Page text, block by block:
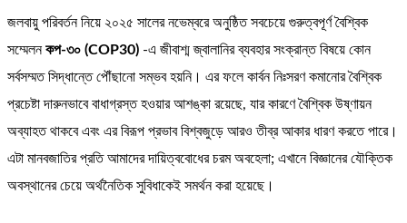
জলবায়ু পরিবর্তন নিয়ে ২০২৫ সালের নভেম্বরে অনুষ্ঠিত সবচেয়ে গুরুত্বপূর্ণ বৈশ্বিক
সম্মেলনকপ-৩০ (COP30) -এ জীবাশ্ম জ্বালানির ব্যবহার সংক্রান্ত বিষয়ে কোন
সর্বসম্মত সিদ্ধান্তে পৌঁছানো সম্ভব হয়নি। এর ফলে কার্বন নিঃসরণ কমানোর বৈশ্বিক
প্রচেষ্টা দারুনভাবে বাধাগ্রস্ত হওয়ার আশঙ্কা রয়েছে, যার কারণে বৈশ্বিক উষ্ণায়ন
অব্যাহত থাকবে এবং এর বিরূপ প্রভাব বিশ্বজুড়ে আরও তীব্র আকার ধারণ করতে পারে।
এটা মানবজাতির প্রতি আমাদের দায়িত্ববোধের চরম অবহেলা; এখানে বিজ্ঞানের যৌক্তিক
অবস্থানের চেয়ে অর্থনৈতিক সুবিধাকেই সমর্থন করা হয়েছে।